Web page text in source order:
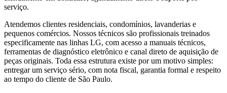
serviço.
Atendemos clientes residenciais, condomínios, lavanderias e
pequenos comércios. Nossos técnicos são profissionais treinados
especificamente nas linhas LG, com acesso a manuais técnicos,
ferramentas de diagnóstico eletrônico e canal direto de aquisição de
peças originais. Toda essa estrutura existe por um motivo simples:
entregar um serviço sério, com nota fiscal, garantia formal e respeito
ao tempo do cliente de São Paulo.